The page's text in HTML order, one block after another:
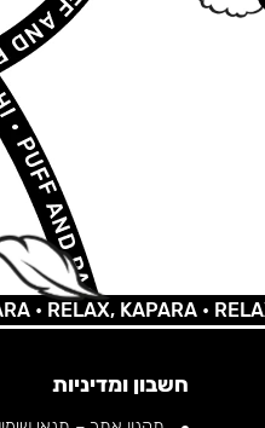
KAPARA •RELAX,
חשבון ומדיניות